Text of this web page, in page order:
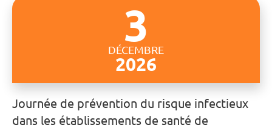
3
DÉCEMBRE
2026
Journée de prévention du risque infectieux
dans les établissements de santé de